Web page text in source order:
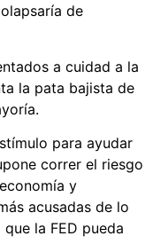
de
a cuidad a la
la pata bajista de
para ayudar
correr el riesgo
y
acusadas de lo
la FED pueda